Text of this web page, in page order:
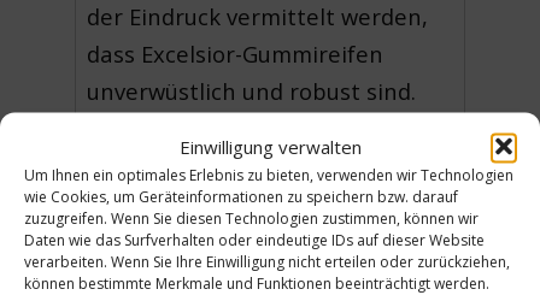
Einwilligung verwalten
Um Ihnen ein optimales Erlebnis zu bieten, verwenden wir Technologien
wie Cookies, um Geräteinformationen zu speichern bzw. darauf
zuzugreifen. Wenn Sie diesen Technologien zustimmen, können wir
Daten wie das Surfverhalten oder eindeutige IDs auf dieser Website
verarbeiten. Wenn Sie Ihre Einwilligung nicht erteilen oder zurückziehen,
können bestimmte Merkmale und Funktionen beeinträchtigt werden.
der Eindruck vermittelt werden,
dass Excelsior-Gummireifen
unverwüstlich und robust sind.
zum Krieg ins Spiel. Das Bild
vermittelt den Eindruck, dass
man mit diesen Reifen den
Gegner im Feindesland einfach